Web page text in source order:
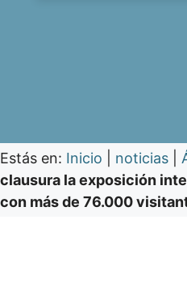
Estás en: Inicio noticias
clausura la exposición
con más de 76.000